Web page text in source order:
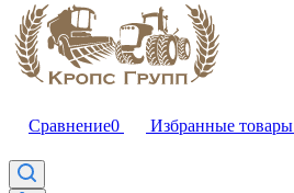
Сравнение0 Избранные товары